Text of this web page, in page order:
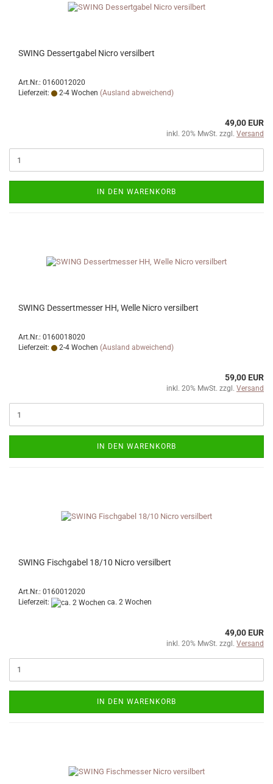
SWING Dessertgabel Nicro versilbert
Art.Nr.: 0160012020
Lieferzeit:
2-4 Wochen (Ausland abweichend)
49,00 EUR
inkl. 20% MwSt. zzgl. Versand
IN DEN WARENKORB
SWING Dessertmesser HH, Welle Nicro versilbert
Art.Nr.: 0160018020
Lieferzeit:
2-4 Wochen (Ausland abweichend)
59,00 EUR
inkl. 20% MwSt. zzgl. Versand
IN DEN WARENKORB
SWING Fischgabel 18/10 Nicro versilbert
Art.Nr.: 0160012020
Lieferzeit:
ca. 2 Wochen
49,00 EUR
inkl. 20% MwSt. zzgl. Versand
IN DEN WARENKORB